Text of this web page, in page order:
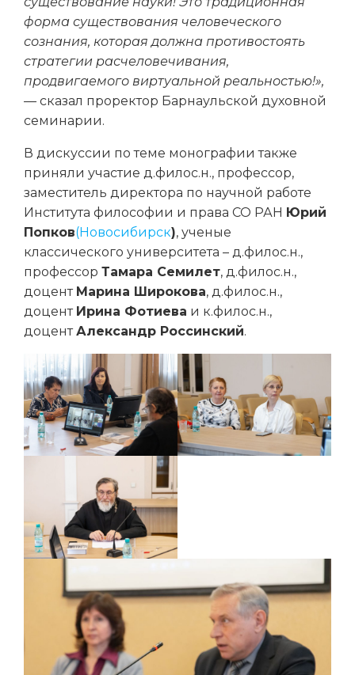
форма существования человеческого
сознания, которая должна противостоять
стратегии расчеловечивания,
продвигаемого виртуальной реальностью!»,
— сказал проректор Барнаульской духовной
семинарии.
В дискуссии по теме монографии также
приняли участие д.филос.н., профессор,
заместитель директора по научной работе
Института философии и права СО РАН Юрий
Попков(Новосибирск), ученые
классического университета – д.филос.н.,
профессор Тамара Семилет, д.филос.н.,
доцент Марина Широкова, д.филос.н.,
доцент Ирина Фотиева и к.филос.н.,
доцентАлександр Россинский.